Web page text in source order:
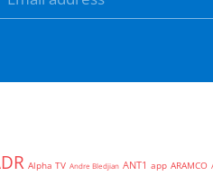
Alpha TV Andre Bledjian ANT1 app ARAMCO